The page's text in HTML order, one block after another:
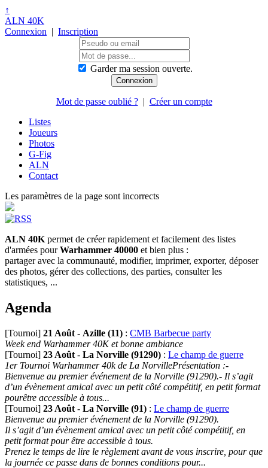
↑
ALN 40K
Connexion | Inscription
Garder ma session ouverte.
Mot de passe oublié ?| Créer un compte
Listes
Joueurs
Photos
G-Fig
ALN
Contact
Les paramètres de la page sont incorrects
ALN 40K permet de créer rapidement et facilement des listes
d'armées pourWarhammer 40000 et bien plus :
partager avec la communauté, modifier, imprimer, exporter, déposer
des photos, gérer des collections, des parties, consulter les
statistiques, ...
Agenda
[Tournoi] 21 Août - Azille (11) : CMB Barbecue party
Week end Warhammer 40K et bonne ambiance
[Tournoi] 23 Août - La Norville (91290) : Le champ de guerre
1er Tournoi Warhammer 40k de La NorvillePrésentation :-
Bienvenue au premier événement de la Norville (91290).- Il s’agit
d’un évènement amical avec un petit côté compétitif, en petit format
pourêtre accessible à tous...
[Tournoi] 23 Août - La Norville (91) : Le champ de guerre
Bienvenue au premier événement de la Norville (91290).
Il s’agit d’un évènement amical avec un petit côté compétitif, en
petit format pour être accessible à tous.
Prenez le temps de lire le règlement avant de vous inscrire, pour que
la journée ce passe dans de bonnes conditions pour...